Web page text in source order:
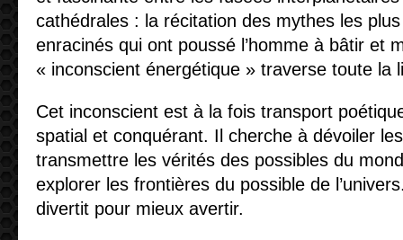
cathédrales : la récitation des mythes les
enracinés qui ont poussé l’homme à bâtir et
« inconscient énergétique » traverse toute la
Cet inconscient est à la fois transport
spatial et conquérant. Il cherche à dévoiler
transmettre les vérités des possibles du
explorer les frontières du possible de
divertit pour mieux avertir.